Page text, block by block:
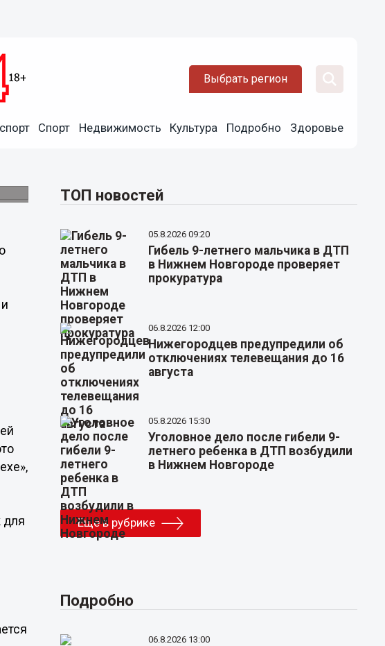
Выбрать регион
Спорт Недвижимость Культура Подробно Здоровье
для
ТОП новостей
05.8.2026 09:20
Гибель 9-летнего мальчика в ДТП
в Нижнем Новгороде проверяет
прокуратура
06.8.2026 12:00
Нижегородцев предупредили об
отключениях телевещания до 16
августа
05.8.2026 15:30
Уголовное дело после гибели 9-
летнего ребенка в ДТП возбудили
в Нижнем Новгороде
Еще в рубрике
Подробно
06.8.2026 13:00